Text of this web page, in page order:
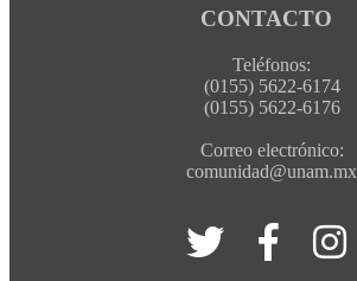
CONTACTO
Teléfonos:
(0155) 5622-6174
(0155) 5622-6176
Correo electrónico:
comunidad@unam.mx